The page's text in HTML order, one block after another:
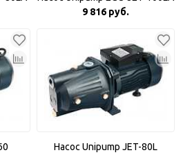
9 816 руб.
Насос Unipump JET-80L